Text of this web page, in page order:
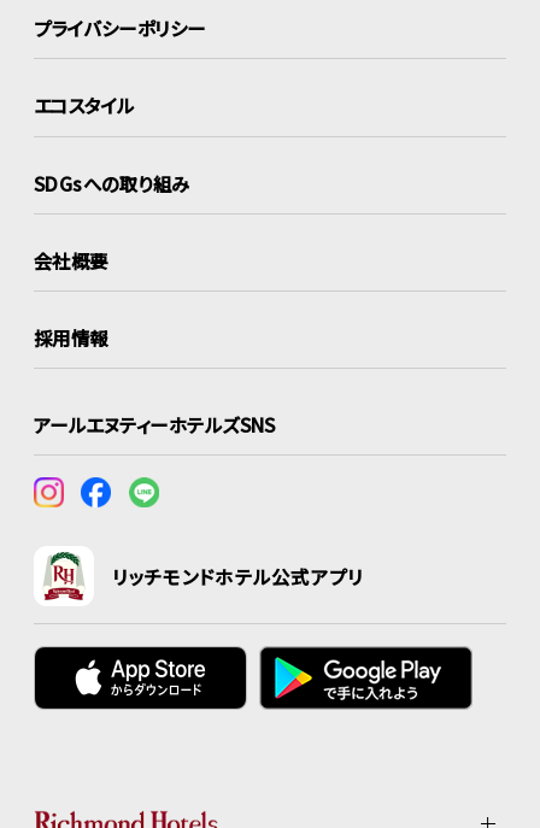
プライバシーポリシー
エコスタイル
SDGsへの取り組み
会社概要
採用情報
アールエヌティーホテルズSNS
リッチモンドホテル公式アプリ